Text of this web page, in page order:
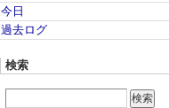
今日
過去ログ
検索